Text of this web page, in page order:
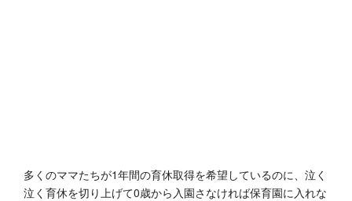
多くのママたちが1年間の育休取得を希望しているのに、泣く
泣く育休を切り上げて0歳から入園さなければ保育園に入れな